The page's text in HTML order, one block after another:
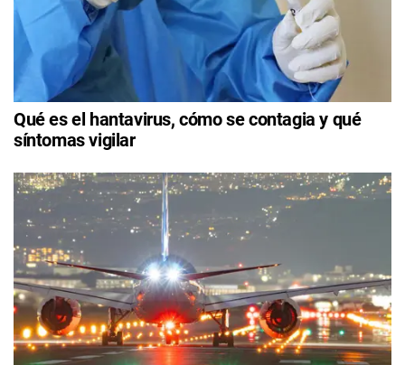
Qué es el hantavirus, cómo se contagia y qué
síntomas vigilar